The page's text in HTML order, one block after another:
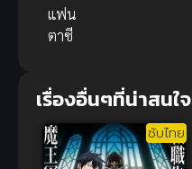
แฟน
ตาซี
เรื่องอื่นๆที่น่าสนใจ
ซับไทย